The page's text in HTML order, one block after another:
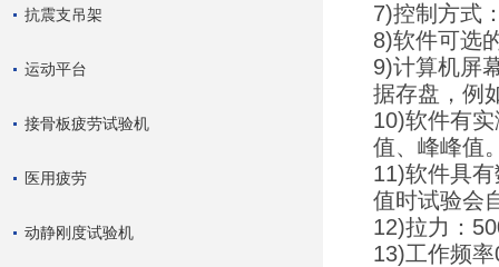
抗震支吊架
运动平台
接骨板疲劳试验机
医用疲劳
动静刚度试验机
7)控制方式
8)软件可选
9)计算机屏
据存盘，例
10)软件有
值、峰峰值
11)软件具
值时试验会
12)拉力：
13)工作频